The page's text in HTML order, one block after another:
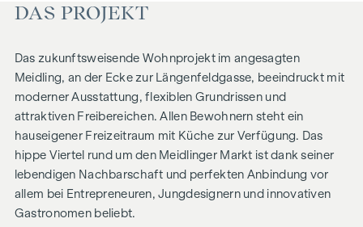
DAS PROJEKT
Das zukunftsweisende Wohnprojekt im angesagten
Meidling, an der Ecke zur Längenfeldgasse, beeindruckt mit
moderner Ausstattung, flexiblen Grundrissen und
attraktiven Freibereichen. Allen Bewohnern steht ein
hauseigener Freizeitraum mit Küche zur Verfügung. Das
hippe Viertel rund um den Meidlinger Markt ist dank seiner
lebendigen Nachbarschaft und perfekten Anbindung vor
allem bei Entrepreneuren, Jungdesignern und innovativen
Gastronomen beliebt.